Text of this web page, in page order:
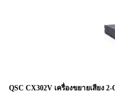
QSC CX302V เครื่องขยายเสียง